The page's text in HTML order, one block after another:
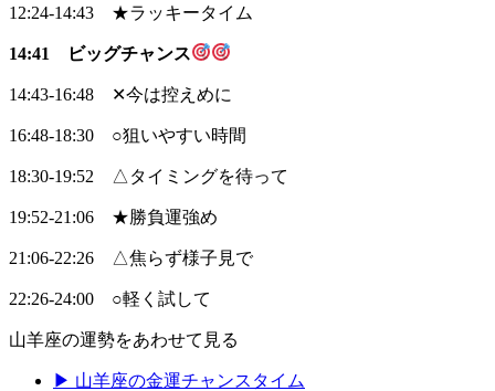
12:24-14:43 ★ラッキータイム
14:41 ビッグチャンス
14:43-16:48 ✕今は控えめに
16:48-18:30 ○狙いやすい時間
18:30-19:52 △タイミングを待って
19:52-21:06 ★勝負運強め
21:06-22:26 △焦らず様子見で
22:26-24:00 ○軽く試して
山羊座の運勢をあわせて見る
▶ 山羊座の金運チャンスタイム